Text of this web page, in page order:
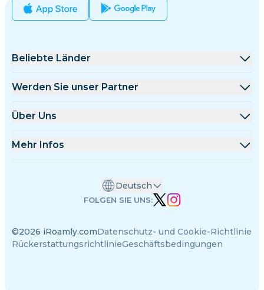
Beliebte Länder
Vereinigte Staaten
Frankreich
Indien
Werden Sie unser Partner
Großhandelsplattform
Über Uns
Über iRoamly
Mehr Infos
Autorenteam
©2026 iRoamly.comDatenschutz- und Cookie-Richtlinie
RückerstattungsrichtlinieGeschäftsbedingungen
Deutsch
FOLGEN SIE UNS: